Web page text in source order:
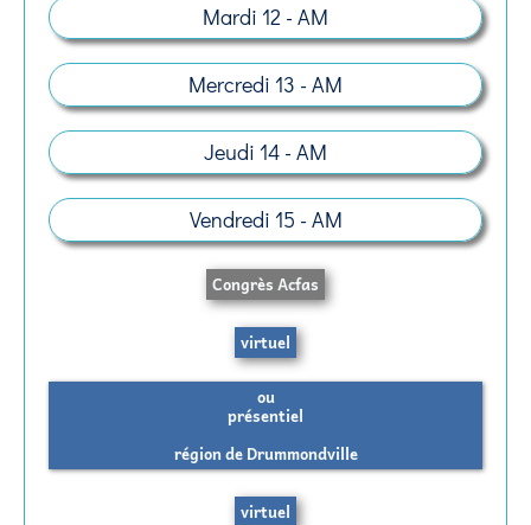
Mardi 12 - AM
Mercredi 13 - AM
Jeudi 14 - AM
Vendredi 15 - AM
Congrès Acfas
virtuel
ou
présentiel
région de Drummondville
virtuel